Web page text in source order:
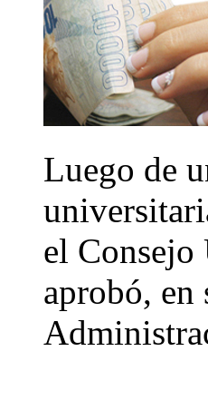
Luego de
el Consejo
aprobó, en